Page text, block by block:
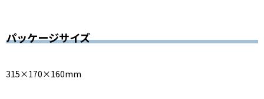
パッケージサイズ
315×170×160mm